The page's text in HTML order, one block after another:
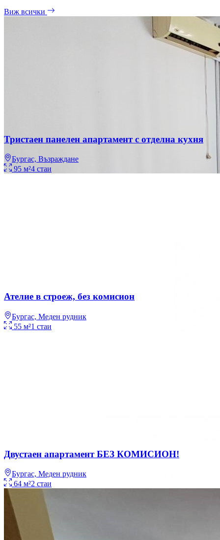
Виж всички
Продажба Апартамент
164 900 €322 516 лв.
Тристаен панелен апартамент с отделна кухня
Бургас, Възраждане
95 м²4 стаи
Ателие в строеж, без комисион
Бургас, Меден рудник
55 м²1 стаи
Двустаен апартамент БЕЗ КОМИСИОН!
Бургас, Меден рудник
64 м²2 стаи